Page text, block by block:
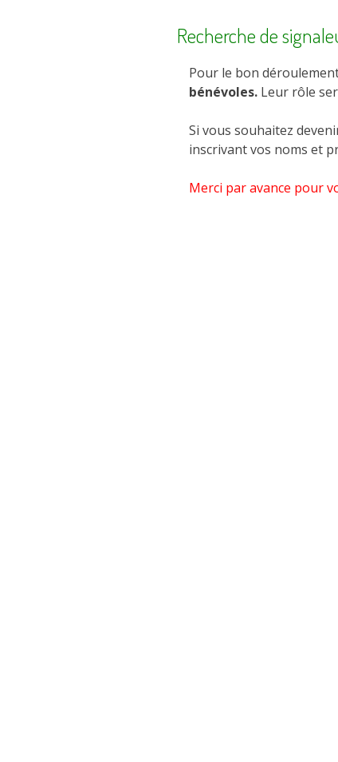
Recherche de
Pour le bon
bénévoles. Leur rôle
Si vous souhaitez
inscrivant vos noms et
Merci par avance pour